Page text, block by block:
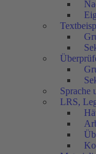
Sprache
LRS,